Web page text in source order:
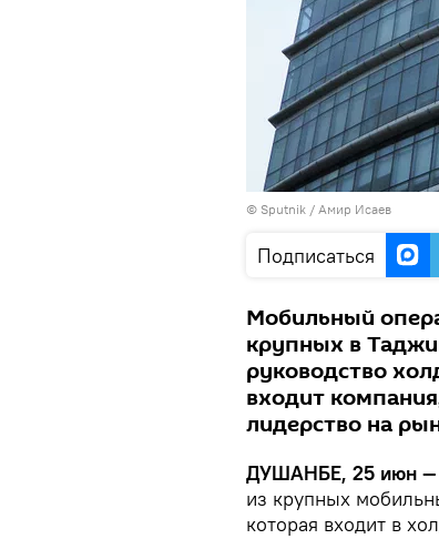
© Sputnik / Амир Исаев
Подписаться
Мобильный
крупных в
руководство
входит
лидерство на
ДУШАНБЕ, 25 июн —
из крупных
которая входит в